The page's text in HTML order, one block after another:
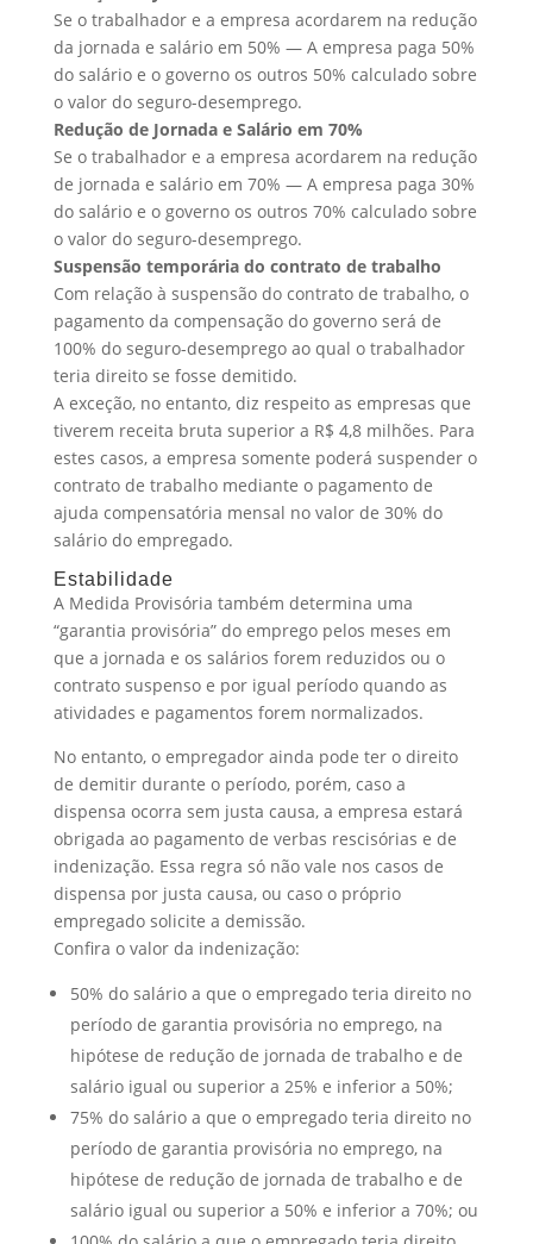
Se o trabalhador e a empresa acordarem na redução
da jornada e salário em 50% — A empresa paga 50%
do salário e o governo os outros 50% calculado sobre
o valor do seguro-desemprego.
Redução de Jornada e Salário em 70%
Se o trabalhador e a empresa acordarem na redução
de jornada e salário em 70% — A empresa paga 30%
do salário e o governo os outros 70% calculado sobre
o valor do seguro-desemprego.
Suspensão temporária do contrato de trabalho
Com relação à suspensão do contrato de trabalho, o
pagamento da compensação do governo será de
100% do seguro-desemprego ao qual o trabalhador
teria direito se fosse demitido.
A exceção, no entanto, diz respeito as empresas que
tiverem receita bruta superior a R$ 4,8 milhões. Para
estes casos, a empresa somente poderá suspender o
contrato de trabalho mediante o pagamento de
ajuda compensatória mensal no valor de 30% do
salário do empregado.
Estabilidade
A Medida Provisória também determina uma
“garantia provisória” do emprego pelos meses em
que a jornada e os salários forem reduzidos ou o
contrato suspenso e por igual período quando as
atividades e pagamentos forem normalizados.
No entanto, o empregador ainda pode ter o direito
de demitir durante o período, porém, caso a
dispensa ocorra sem justa causa, a empresa estará
obrigada ao pagamento de verbas rescisórias e de
indenização. Essa regra só não vale nos casos de
dispensa por justa causa, ou caso o próprio
empregado solicite a demissão.
Confira o valor da indenização:
50% do salário a que o empregado teria direito no
período de garantia provisória no emprego, na
hipótese de redução de jornada de trabalho e de
salário igual ou superior a 25% e inferior a 50%;
75% do salário a que o empregado teria direito no
período de garantia provisória no emprego, na
hipótese de redução de jornada de trabalho e de
salário igual ou superior a 50% e inferior a 70%; ou